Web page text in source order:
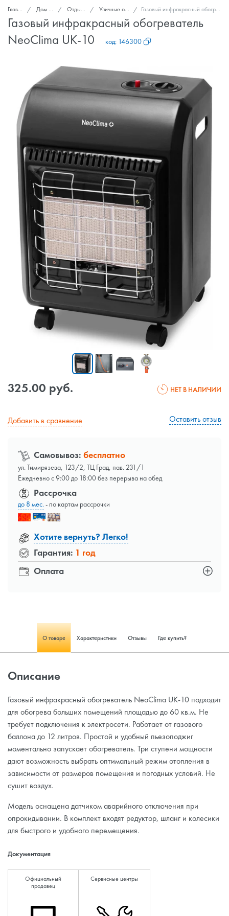
Главная Дом и сад Отдых на даче Уличные обогреватели Газовый инфракрасный обогреватель NeoClima UK-10
Газовый инфракрасный обогреватель
NeoClima UK-10
код: 146300
325.00 руб. НЕТ В НАЛИЧИИ
Добавить в сравнение Оставить отзыв
Самовывоз: бесплатно
ул. Тимирязева, 123/2, ТЦ Град, пав. 231/1
Ежедневно с 9:00 до 18:00 без перерыва на обед
Оплата
Рассрочка
до 8 мес.- по картам рассрочки
Хотите вернуть? Легко!
Гарантия: 1 год
О товаре Характеристики Отзывы Где купить?
Описание
Газовый инфракрасный обогреватель NeoClima UK-10 подходит
для обогрева больших помещений площадью до 60 кв.м. Не
требует подключения к электросети. Работает от газового
баллона до 12 литров. Простой и удобный пьезоподжиг
моментально запускает обогреватель. Три ступени мощности
дают возможность выбрать оптимальный режим отопления в
зависимости от размеров помещения и погодных условий. Не
сушит воздух.
Модель оснащена датчиком аварийного отключения при
опрокидывании. В комплект входят редуктор, шланг и колесики
для быстрого и удобного перемещения.
Документация
Официальный
продавец
Сервисные центры